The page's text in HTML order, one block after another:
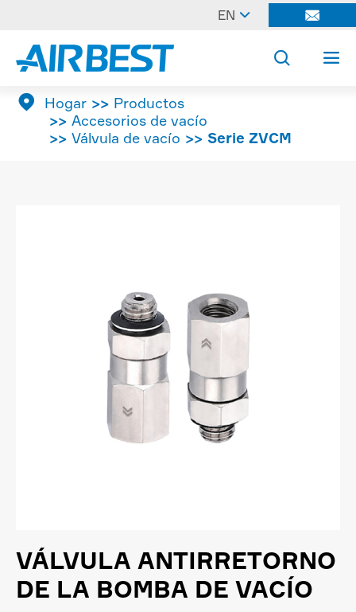
EN  
 
 Hogar
Productos
Accesorios de vacío
Válvula de vacío
Serie ZVCM
VÁLVULA ANTIRRETORNO
DE LA BOMBA DE VACÍO